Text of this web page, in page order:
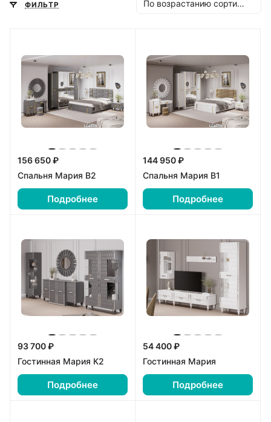
мебель, шкафы-купе, кухонную мебель и
ФИЛЬТР По возрастанию сортировки
156 650 ₽
Спальня Мария В2
Подробнее
144 950 ₽
Спальня Мария В1
Подробнее
93 700 ₽
Гостинная Мария К2
Подробнее
54 400 ₽
Гостинная Мария
Подробнее